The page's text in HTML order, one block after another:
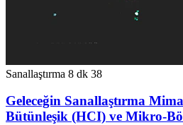
Sanallaştırma 8 dk 38
Geleceğin Sanallaştırma
Bütünleşik (HCI) ve Mikro-